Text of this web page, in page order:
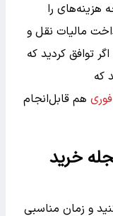
هزینه‌های را
مالیات نقل و
توافق کردید که
که
هم قابل‌انجام
خرید
و زمان مناسبی